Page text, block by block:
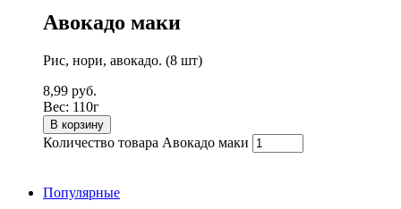
Авокадо маки
Рис, нори, авокадо. (8 шт)
8,99 руб.
Вес: 110г
В корзину
Количество товара Авокадо маки
Популярные